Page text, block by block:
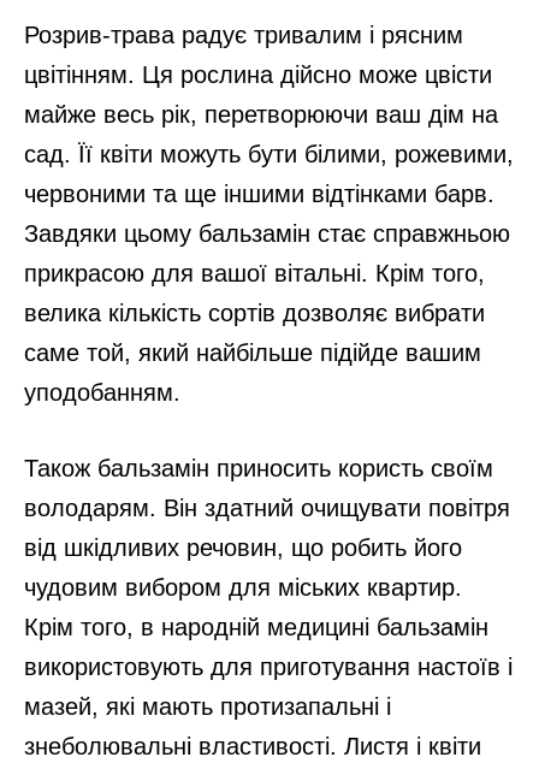
Розрив-трава радує тривалим і рясним
цвітінням. Ця рослина дійсно може цвісти
майже весь рік, перетворюючи ваш дім на
сад. Її квіти можуть бути білими, рожевими,
червоними та ще іншими відтінками барв.
Завдяки цьому бальзамін стає справжньою
прикрасою для вашої вітальні. Крім того,
велика кількість сортів дозволяє вибрати
саме той, який найбільше підійде вашим
уподобанням.
Також бальзамін приносить користь своїм
володарям. Він здатний очищувати повітря
від шкідливих речовин, що робить його
чудовим вибором для міських квартир.
Крім того, в народній медицині бальзамін
використовують для приготування настоїв і
мазей, які мають протизапальні і
знеболювальні властивості. Листя і квіти